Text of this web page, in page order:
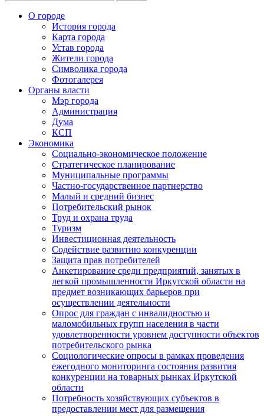
О городе
История города
Карта города
Устав города
Жители города
Символика города
Фотогалерея
Органы власти
Мэр города
Администрация
Дума
КСП
Экономика
Социально-экономическое положение
Стратегическое планирование
Муниципальные программы
Частно-государственное партнерство
Малый и средний бизнес
Потребительский рынок
Труд и охрана труда
Туризм
Инвестиционная деятельность
Содействие развитию конкуренции
Защита прав потребителей
Анкетирование среди предприятий, занятых в
легкой промышленности Иркутской области на
предмет возникающих барьеров при
осуществлении деятельности
Опрос для граждан с инвалидностью и
маломобильных групп населения в части
удовлетворенности уровнем доступности объектов
потребительского рынка
Социологические опросы в рамках проведения
ежегодного мониторинга состояния развития
конкуренции на товарных рынках Иркутской
области
Потребность хозяйствующих субъектов в
предоставлении мест для размещения